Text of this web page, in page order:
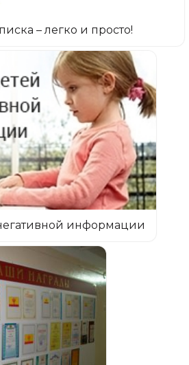
– легко и просто!
информации